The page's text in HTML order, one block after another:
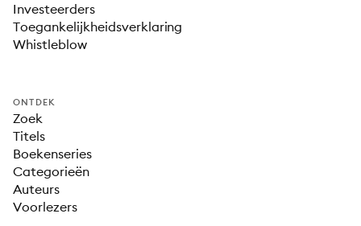
Investeerders
Toegankelijkheidsverklaring
Whistleblow
ONTDEK
Zoek
Titels
Boekenseries
Categorieën
Auteurs
Voorlezers